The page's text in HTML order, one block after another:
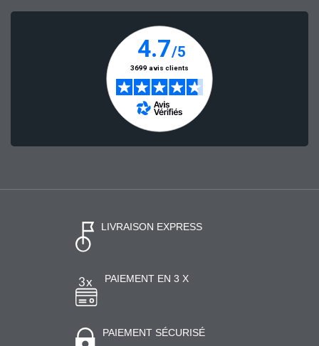
LIVRAISON EXPRESS
PAIEMENT EN 3 X
PAIEMENT SÉCURISÉ